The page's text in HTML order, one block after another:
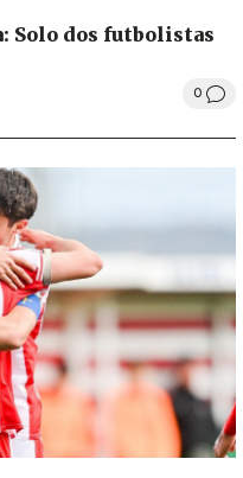
Solo dos futbolistas
0